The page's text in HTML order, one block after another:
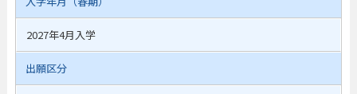
2027年4月入学
出願区分